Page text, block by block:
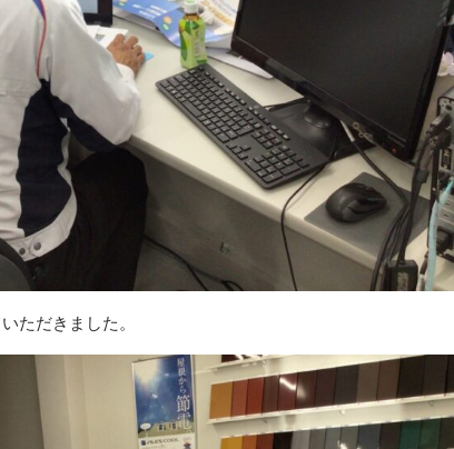
ただきました。